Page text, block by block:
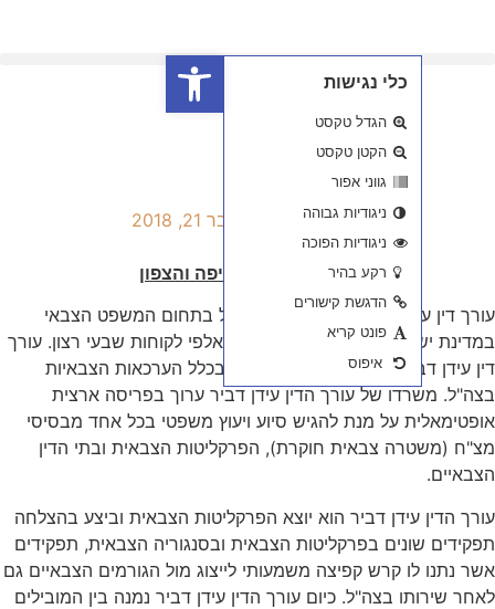
בתחום המשפט הצבאי
לקוחות שבעי רצון. עורך
הערכאות הצבאיות
ערוך בפריסה ארצית
משפטי בכל אחד מבסיסי
הצבאית ובתי הדין
הצבאית וביצע בהצלחה
הצבאית, תפקידים
מול הגורמים הצבאיים גם
דביר נמנה בין המובילים
פתח סרגל נגישות